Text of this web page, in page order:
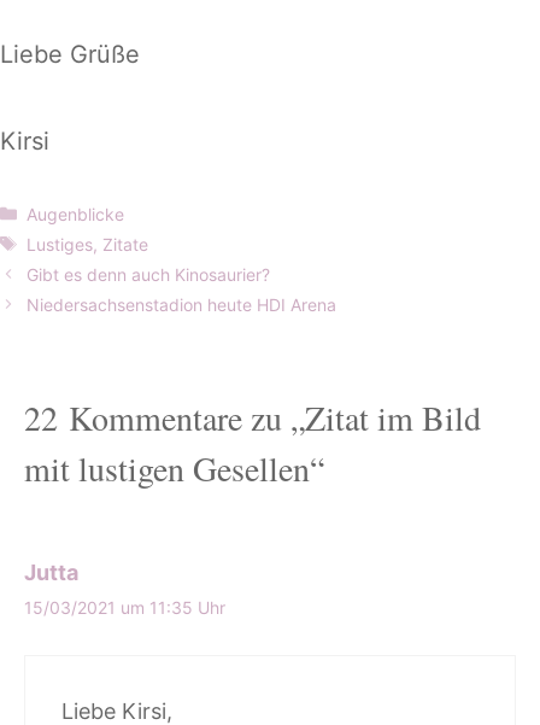
Liebe Grüße
Kirsi
Kategorien
Augenblicke
Schlagwörter
Lustiges, Zitate
Gibt es denn auch Kinosaurier?
Niedersachsenstadion heute HDI Arena
22 Kommentare zu „Zitat im Bild
mit lustigen Gesellen“
Jutta
15/03/2021 um 11:35 Uhr
Liebe Kirsi,